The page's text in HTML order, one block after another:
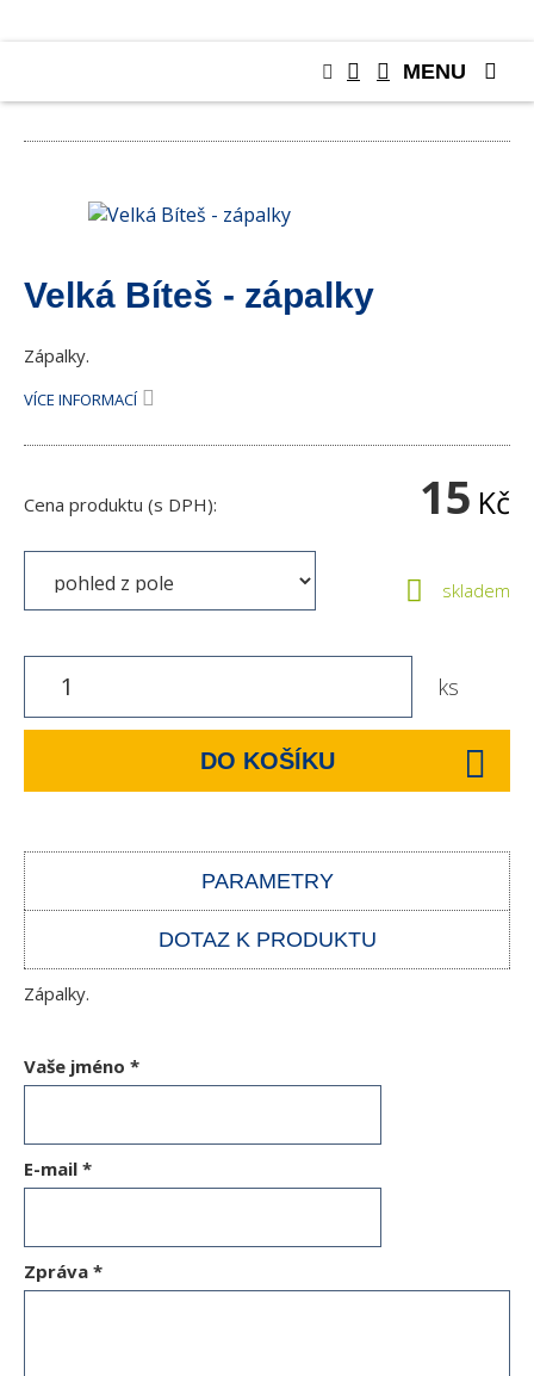
Velká Bíteš - zápalky
Zápalky.
VÍCE INFORMACÍ
Cena produktu (s DPH): 15 Kč
skladem
ks
DO KOŠÍKU
PARAMETRY
DOTAZ K PRODUKTU
Zápalky.
Vaše jméno *
E-mail *
Zpráva *
MENU